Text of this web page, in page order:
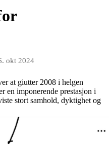
okt 2024
at giutter 2008 i helgen
en imponerende prestasjon i
stort samhold, dyktighet og